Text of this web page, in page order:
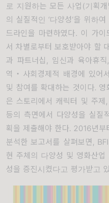
로 지원하는 모든 사업 (기획개
의 실질적인 ‘다양성’을 위하여
드라인을 마련하였다. 이 가이
서 차별로부터 보호받아야 할
과 파트너십 , 임신과 육아휴직 ,
역 ・ 사회경제적 배경에 있어
및 참여를 확대하는 것이다. 영
은 스토리에서 캐릭터 및 주제 ,
등의 측면에서 다양성을 실질
획을 제출해야 한다. 2016년부
분석한 보고서를 살펴보면 , BFI
현 주체의 다양성 및 영화산업
성을 증진시켰다고 평가받고